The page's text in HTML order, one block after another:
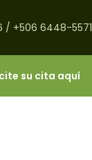
/ +506 6448-5571
su cita aquí